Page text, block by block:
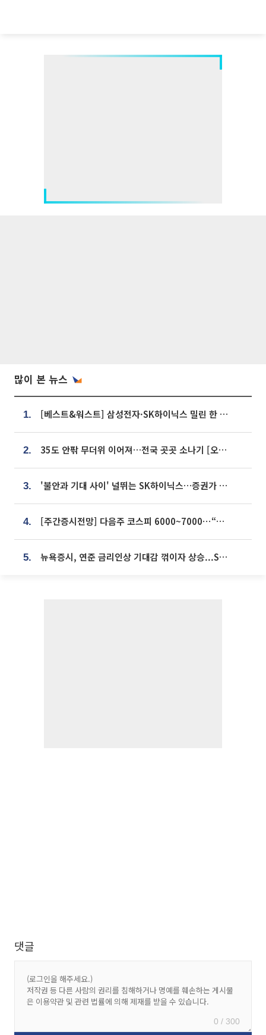
많이 본 뉴스
1. [베스트&워스트] 삼성전자·SK하이닉스 밀린 한 주…상상인증권은 85% 급등
2. 35도 안팎 무더위 이어져…전국 곳곳 소나기 [오늘 날씨]
3. '불안과 기대 사이' 널뛰는 SK하이닉스…증권가 "HBM4·LTA 기반 펀터멘털 견고"
4. [주간증시전망] 다음주 코스피 6000~7000⋯“外人 수급은 정책이 변수”
5. 뉴욕증시, 연준 금리인상 기대감 꺾이자 상승...S&P500 사상 최고치 [종합]
댓글
0 / 300